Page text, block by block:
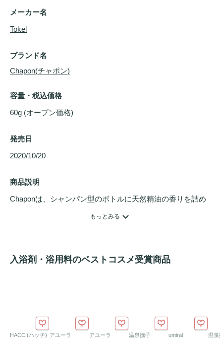
メーカー名
Tokel
ブランド名
Chapon(チャポン)
容量・税込価格
60g (オープン価格)
発売日
2020/10/20
商品説明
Chaponは、シャンパン型のボトルに天然精油の香りを詰め
ト、真正ラベンダーを中心にした香りです。いつものお風呂
パイン・スコッチ、ベルガモット、真正ラベンダー。
もっとみる
入浴剤・浴用料のベストコスメ受賞商品
HACCI(ハッチ) アユーラ アユーラ 温泉撫子 umiral 温泉